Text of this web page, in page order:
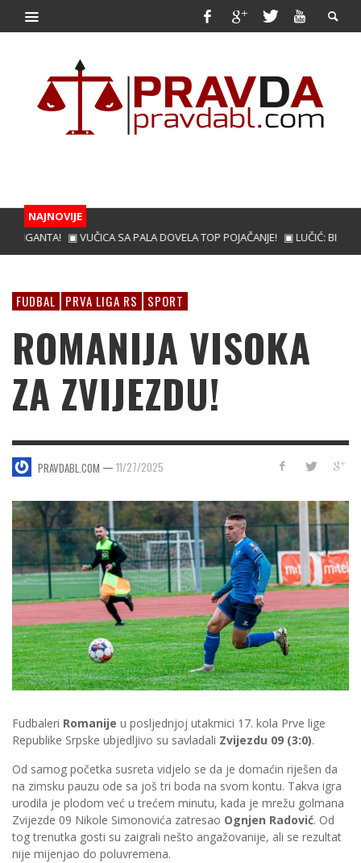
NAJNOVIJE
▣ VUČICA SA PALA DOVELA TOP POJAČANJE! ▣ LUČIĆ: BIĆEMO
FUDBAL PRVA LIGA RS SPORT
ROMANIJA VISOKA
ZA ZVIJEZDU!
PRAVDABL.COM — 11/27/2025
Fudbaleri Romanije u posljednjoj utakmici 17. kola Prve lige
Republike Srpske ubjedljivo su savladali Zvijezdu 09 (3:0).
Od samog početka susreta vidjelo se da je domaćin riješen da
na zimsku pauzu ode sa još tri boda na svom kontu. Takva igra
urodila je plodom već u trećem minutu, kada je mrežu golmana
Zvijezde 09 Nikole Simonovića zatresao Ognjen Radović. Od
tog trenutka gosti su zaigrali nešto angažovanije, ali se rezultat
nije mijenjao do poluvremena.